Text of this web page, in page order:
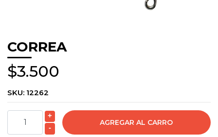
CORREA
$3.500
SKU: 12262
+
-